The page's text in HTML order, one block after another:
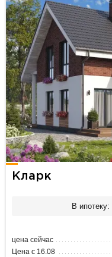
Кларк
В ипотеку:
цена сейчас
Цена с 16.08